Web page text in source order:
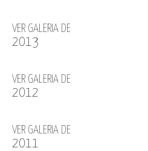
VER GALERIA DE
2013
VER GALERIA DE
2012
VER GALERIA DE
2011